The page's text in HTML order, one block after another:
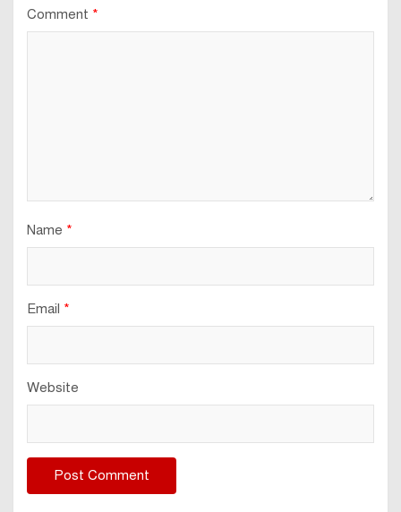
Comment *
Name *
Email *
Website